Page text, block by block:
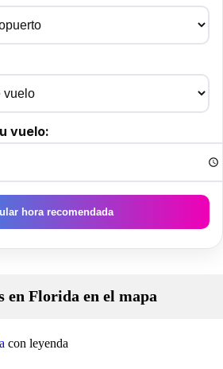
en Florida en el mapa
con leyenda